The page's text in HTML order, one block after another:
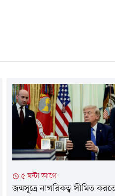
৫ ঘন্টা আগে
জন্মসূত্রে নাগরিকত্ব সীমিত